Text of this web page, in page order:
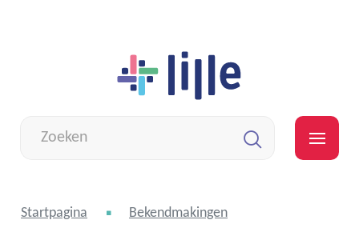
inhoud
zoek
Startpagina Bekendmakingen